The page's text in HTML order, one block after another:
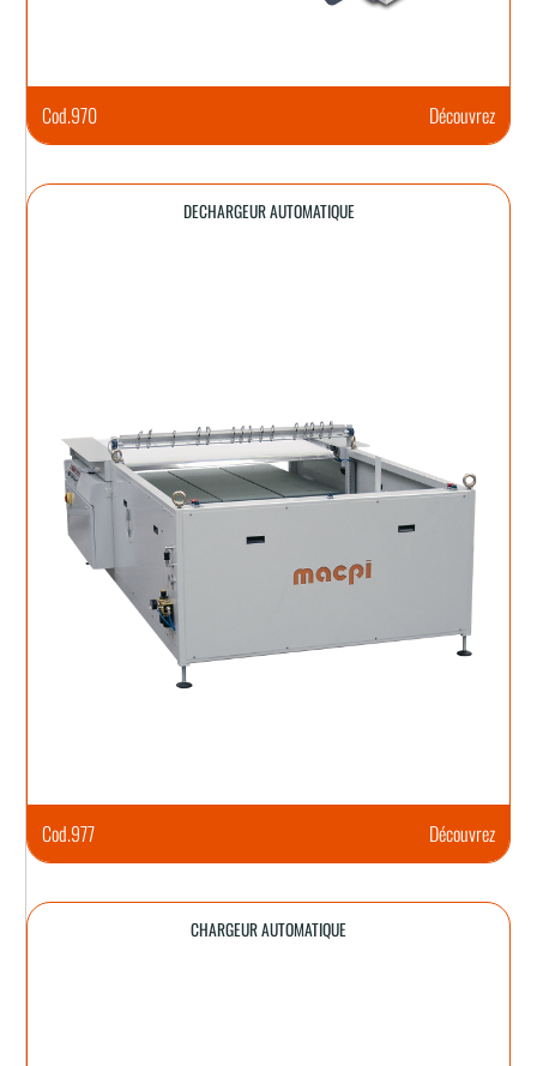
Cod.970 Découvrez
DECHARGEUR AUTOMATIQUE
Cod.977 Découvrez
CHARGEUR AUTOMATIQUE